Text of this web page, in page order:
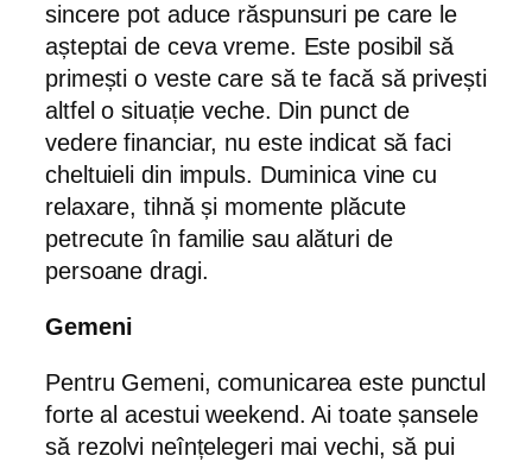
sincere pot aduce răspunsuri pe care le
așteptai de ceva vreme. Este posibil să
primești o veste care să te facă să privești
altfel o situație veche. Din punct de
vedere financiar, nu este indicat să faci
cheltuieli din impuls. Duminica vine cu
relaxare, tihnă și momente plăcute
petrecute în familie sau alături de
persoane dragi.
Gemeni
Pentru Gemeni, comunicarea este punctul
forte al acestui weekend. Ai toate șansele
să rezolvi neînțelegeri mai vechi, să pui